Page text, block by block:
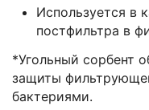
Используется в
постфильтра в
*Угольный сорбент
защиты
бактериями.